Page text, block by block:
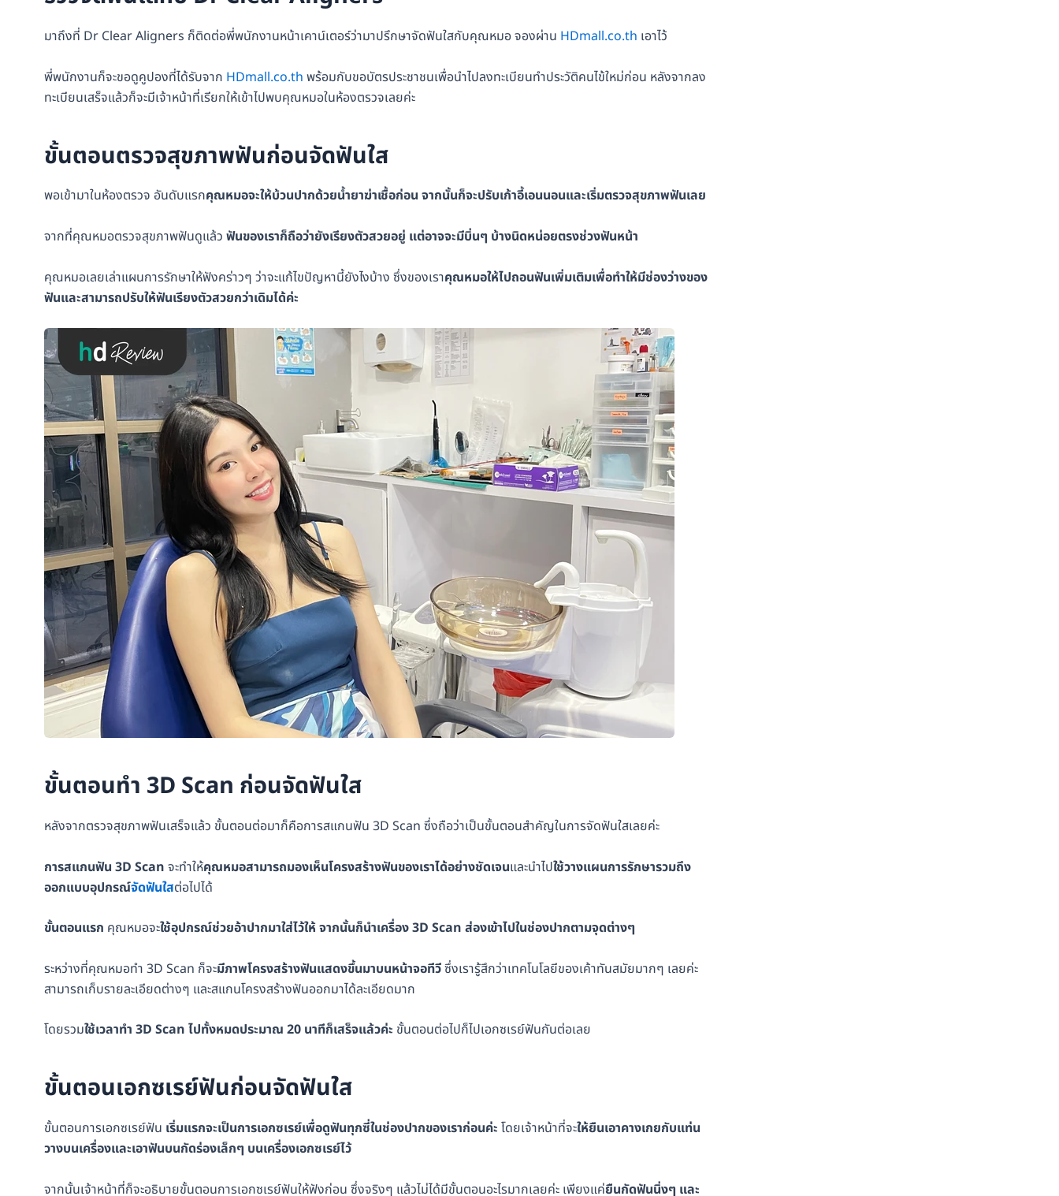
มาถึงที่ Dr Clear Aligners ก็ติดต่อพี่พนักงานหน้าเคาน์เตอร์ว่ามาปรึกษาจัดฟันใสกับคุณหมอ จองผ่าน HDmall.co.th เอาไว้
พี่พนักงานก็จะขอดูคูปองที่ได้รับจาก HDmall.co.th พร้อมกับขอบัตรประชาชนเพื่อนำไปลงทะเบียนทำประวัติคนไข้ใหม่ก่อน หลังจากลง
ทะเบียนเสร็จแล้วก็จะมีเจ้าหน้าที่เรียกให้เข้าไปพบคุณหมอในห้องตรวจเลยค่ะ
ขั้นตอนตรวจสุขภาพฟันก่อนจัดฟันใส
พอเข้ามาในห้องตรวจ อันดับแรกคุณหมอจะให้บ้วนปากด้วยน้ำยาฆ่าเชื้อก่อน จากนั้นก็จะปรับเก้าอี้เอนนอนและเริ่มตรวจสุขภาพฟันเลย
จากที่คุณหมอตรวจสุขภาพฟันดูแล้ว ฟันของเราก็ถือว่ายังเรียงตัวสวยอยู่ แต่อาจจะมีบิ่นๆ บ้างนิดหน่อยตรงช่วงฟันหน้า
คุณหมอเลยเล่าแผนการรักษาให้ฟังคร่าวๆ ว่าจะแก้ไขปัญหานี้ยังไงบ้าง ซึ่งของเราคุณหมอให้ไปถอนฟันเพิ่มเติมเพื่อทำให้มีช่องว่างของ
ฟันและสามารถปรับให้ฟันเรียงตัวสวยกว่าเดิมได้ค่ะ
ขั้นตอนทำ 3D Scan ก่อนจัดฟันใส
หลังจากตรวจสุขภาพฟันเสร็จแล้ว ขั้นตอนต่อมาก็คือการสแกนฟัน 3D Scan ซึ่งถือว่าเป็นขั้นตอนสำคัญในการจัดฟันใสเลยค่ะ
การสแกนฟัน 3D Scan จะทำให้คุณหมอสามารถมองเห็นโครงสร้างฟันของเราได้อย่างชัดเจนและนำไปใช้วางแผนการรักษารวมถึง
ออกแบบอุปกรณ์จัดฟันใสต่อไปได้
ขั้นตอนแรก คุณหมอจะใช้อุปกรณ์ช่วยอ้าปากมาใส่ไว้ให้ จากนั้นก็นำเครื่อง 3D Scan ส่องเข้าไปในช่องปากตามจุดต่างๆ
ระหว่างที่คุณหมอทำ 3D Scan ก็จะมีภาพโครงสร้างฟันแสดงขึ้นมาบนหน้าจอทีวีซึ่งเรารู้สึกว่าเทคโนโลยีของเค้าทันสมัยมากๆ เลยค่ะ
สามารถเก็บรายละเอียดต่างๆ และสแกนโครงสร้างฟันออกมาได้ละเอียดมาก
โดยรวมใช้เวลาทำ 3D Scan ไปทั้งหมดประมาณ 20 นาทีก็เสร็จแล้วค่ะ ขั้นตอนต่อไปก็ไปเอกซเรย์ฟันกันต่อเลย
ขั้นตอนเอกซเรย์ฟันก่อนจัดฟันใส
ขั้นตอนการเอกซเรย์ฟัน เริ่มแรกจะเป็นการเอกซเรย์เพื่อดูฟันทุกซี่ในช่องปากของเราก่อนค่ะ โดยเจ้าหน้าที่จะให้ยืนเอาคางเกยกับแท่น
วางบนเครื่องและเอาฟันบนกัดร่องเล็กๆ บนเครื่องเอกซเรย์ไว้
จากนั้นเจ้าหน้าที่ก็จะอธิบายขั้นตอนการเอกซเรย์ฟันให้ฟังก่อน ซึ่งจริงๆ แล้วไม่ได้มีขั้นตอนอะไรมากเลยค่ะ เพียงแค่ยืนกัดฟันนิ่งๆ และ